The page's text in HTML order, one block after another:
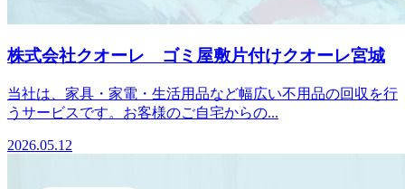
株式会社クオーレ ゴミ屋敷片付けクオーレ宮城
当社は、家具・家電・生活用品など幅広い不用品の回収を行
うサービスです。お客様のご自宅からの...
2026.05.12